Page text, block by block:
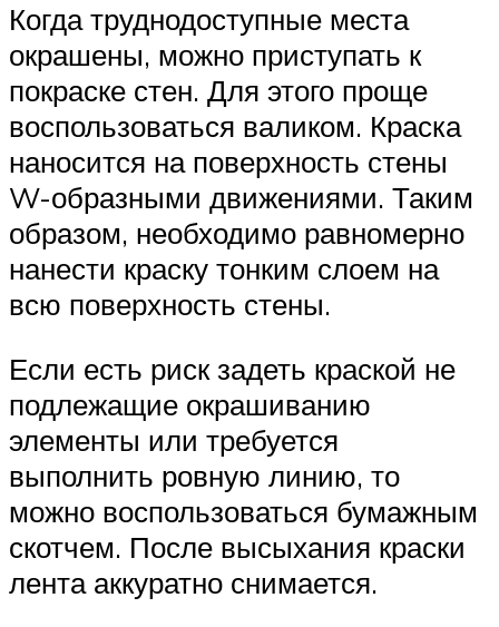
Когда труднодоступные места
окрашены, можно приступать к
покраске стен. Для этого проще
воспользоваться валиком. Краска
наносится на поверхность стены
W-образными движениями. Таким
образом, необходимо равномерно
нанести краску тонким слоем на
всю поверхность стены.
Если есть риск задеть краской не
подлежащие окрашиванию
элементы или требуется
выполнить ровную линию, то
можно воспользоваться бумажным
скотчем. После высыхания краски
лента аккуратно снимается.